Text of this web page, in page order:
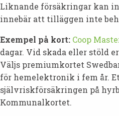
Liknande försäkringar kan
innebär att tilläggen inte
Exempel på kort: Coop
dagar. Vid skada eller stöld
Väljs premiumkortet
för hemelektronik i fem år.
självriskförsäkringen på
Kommunalkortet.